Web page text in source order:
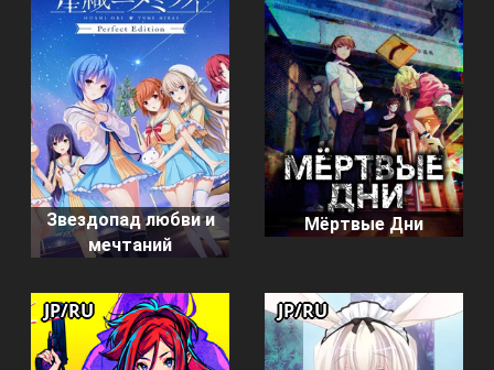
Звездопад любви и
мечтаний
Мёртвые Дни
JP/RU JP/RU